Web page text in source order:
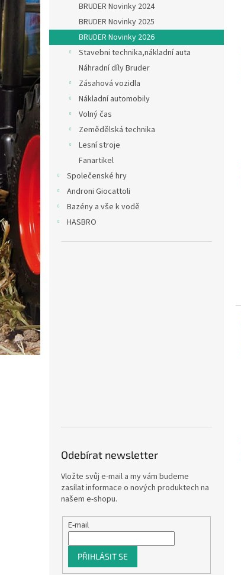
BRUDER Novinky 2024
BRUDER Novinky 2025
BRUDER Novinky 2026
Stavebni technika,nákladní auta
Náhradní díly Bruder
Zásahová vozidla
Nákladní automobily
Volný čas
Zemědělská technika
Lesní stroje
Fanartikel
Společenské hry
Androni Giocattoli
Bazény a vše k vodě
HASBRO
Odebírat newsletter
Vložte svůj e-mail a my vám budeme
zasílat informace o nových produktech na
našem e-shopu.
E-mail
PŘIHLÁSIT SE